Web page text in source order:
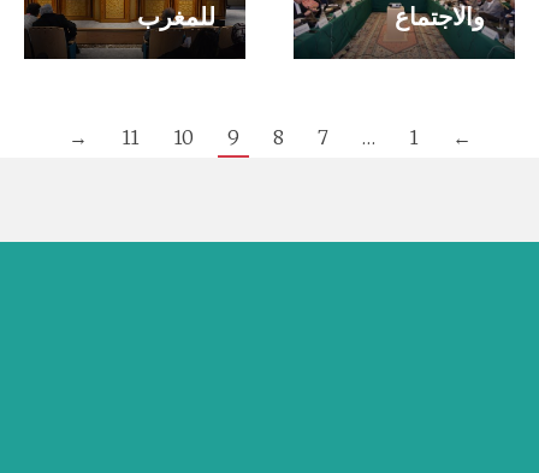
للمغرب
والاجتماع
←
1
…
7
8
9
10
11
→